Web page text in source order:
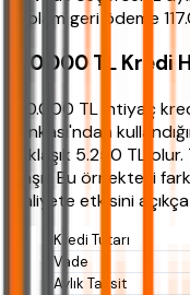
toplam geri ödeme
150.000 TL Kredi
150.000 TL ihtiyaç
Bankası'ndan
yaklaşık 5.250 TL
ulaşır. Bu örnekteki
maliyete etkisini